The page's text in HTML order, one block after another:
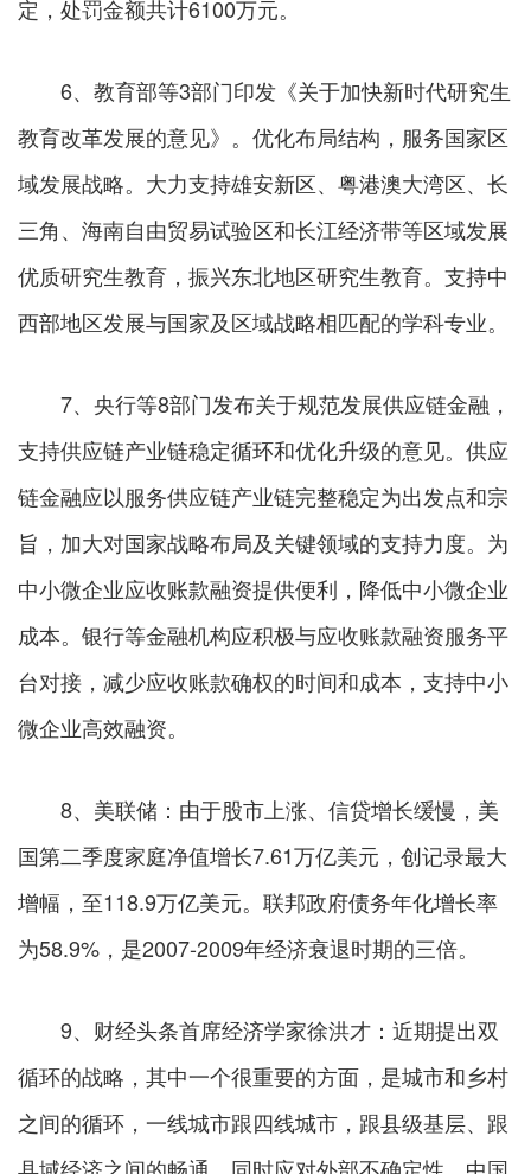
定，处罚金额共计6100万元。
6、教育部等3部门印发《关于加快新时代研究生
教育改革发展的意见》。优化布局结构，服务国家区
域发展战略。大力支持雄安新区、粤港澳大湾区、长
三角、海南自由贸易试验区和长江经济带等区域发展
优质研究生教育，振兴东北地区研究生教育。支持中
西部地区发展与国家及区域战略相匹配的学科专业。
7、央行等8部门发布关于规范发展供应链金融，
支持供应链产业链稳定循环和优化升级的意见。供应
链金融应以服务供应链产业链完整稳定为出发点和宗
旨，加大对国家战略布局及关键领域的支持力度。为
中小微企业应收账款融资提供便利，降低中小微企业
成本。银行等金融机构应积极与应收账款融资服务平
台对接，减少应收账款确权的时间和成本，支持中小
微企业高效融资。
8、美联储：由于股市上涨、信贷增长缓慢，美
国第二季度家庭净值增长7.61万亿美元，创记录最大
增幅，至118.9万亿美元。联邦政府债务年化增长率
为58.9%，是2007-2009年经济衰退时期的三倍。
9、财经头条首席经济学家徐洪才：近期提出双
循环的战略，其中一个很重要的方面，是城市和乡村
之间的循环，一线城市跟四线城市，跟县级基层、跟